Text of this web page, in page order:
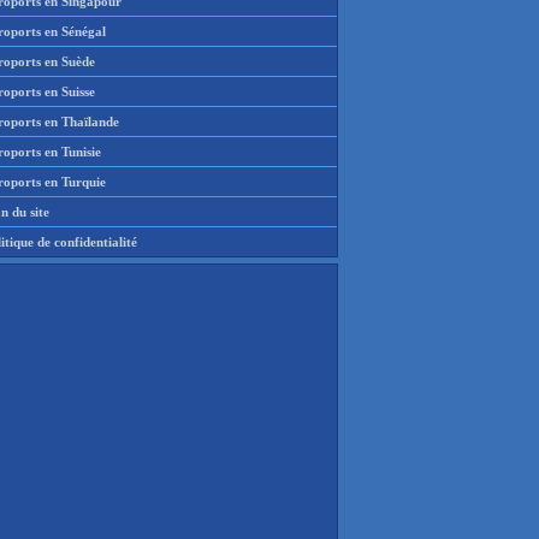
en Sénégal
en Suède
en Suisse
en Thaïlande
en Tunisie
en Turquie
du site
de confidentialité